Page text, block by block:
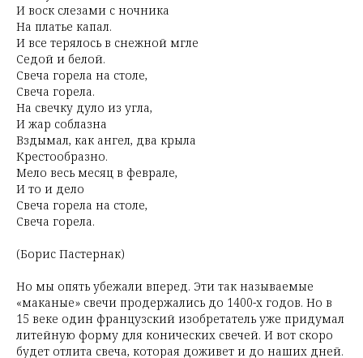
И воск слезами с ночника
На платье капал.
И все терялось в снежной мгле
Седой и белой.
Свеча горела на столе,
Свеча горела.
На свечку дуло из угла,
И жар соблазна
Вздымал, как ангел, два крыла
Крестообразно.
Мело весь месяц в феврале,
И то и дело
Свеча горела на столе,
Свеча горела.
(Борис Пастернак)
Но мы опять убежали вперед. Эти так называемые
«маканые» свечи продержались до 1400-х годов. Но в
15 веке один французский изобретатель уже придумал
литейную форму для конических свечей. И вот скоро
будет отлита свеча, которая доживет и до наших дней.